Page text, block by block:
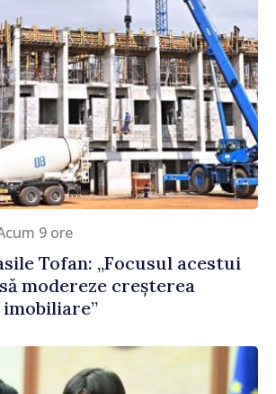
Acum 9 ore
Tofan: „Focusul acestui
modereze creșterea